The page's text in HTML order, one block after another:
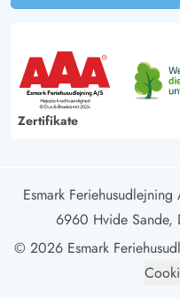
Zertifikate
Esmark
6960 Hvide Sande,
© 2026 Esmark